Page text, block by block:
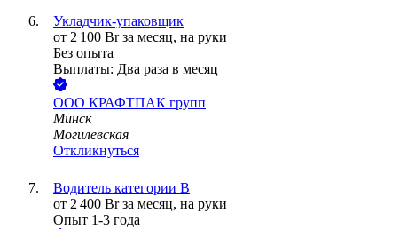
Укладчик-упаковщик
от 2 100 Br за месяц, на руки
Без опыта
Выплаты: Два раза в месяц
ООО КРАФТПАК групп
Минск
Могилевская
Откликнуться
Водитель категории В
от 2 400 Br за месяц, на руки
Опыт 1-3 года